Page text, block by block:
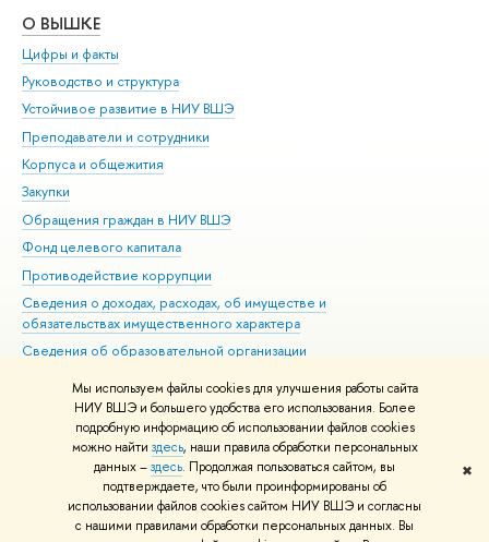
Мы используем файлы cookies для улучшения работы сайта
НИУ ВШЭ и большего удобства его использования. Более
подробную информацию об использовании файлов cookies
можно найти здесь, наши правила обработки персональных
данных –здесь. Продолжая пользоваться сайтом, вы
подтверждаете, что были проинформированы об
использовании файлов cookies сайтом НИУ ВШЭ и согласны
с нашими правилами обработки персональных данных. Вы
✖
О ВЫШКЕ
Цифры и факты
Руководство и структура
Устойчивое развитие в НИУ ВШЭ
Преподаватели и сотрудники
Корпуса и общежития
Закупки
Обращения граждан в НИУ ВШЭ
Фонд целевого капитала
Противодействие коррупции
Сведения о доходах, расходах, об имуществе и
обязательствах имущественного характера
Сведения об образовательной организации
Людям с ограниченными возможностями здоровья
Единая платежная страница
Работа в Вышке
© НИУ ВШЭ 1993–2026 Адреса и контакты Условия использования
материалов Политика конфиденциальности Карта сайта